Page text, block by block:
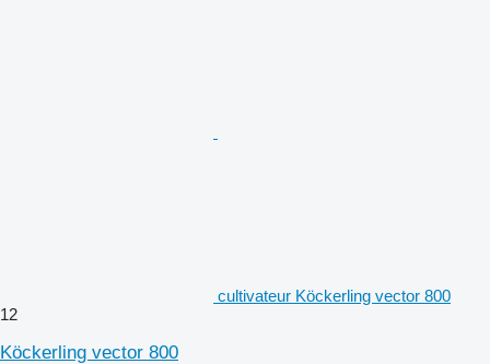
cultivateur Köckerling vector 800
12
Köckerling vector 800